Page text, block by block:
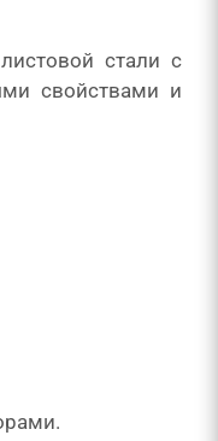
стали с
свойствами и